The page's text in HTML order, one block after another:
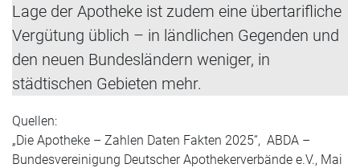
Lage der Apotheke ist zudem eine übertarifliche
Vergütung üblich – in ländlichen Gegenden und
den neuen Bundesländern weniger, in
städtischen Gebieten mehr.
Quellen:
„Die Apotheke – Zahlen Daten Fakten 2025“, ABDA –
Bundesvereinigung Deutscher Apothekerverbände e.V., Mai